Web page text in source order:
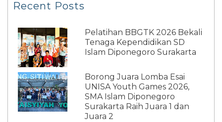
Recent Posts
Pelatihan BBGTK 2026 Bekali
Tenaga Kependidikan SD
Islam Diponegoro Surakarta
Borong Juara Lomba Esai
UNISA Youth Games 2026,
SMA Islam Diponegoro
Surakarta Raih Juara 1 dan
Juara 2